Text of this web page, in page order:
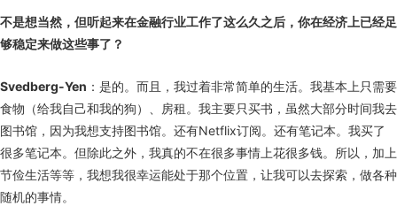
不是想当然，但听起来在金融行业工作了这么久之后，你在经济上已经足
够稳定来做这些事了？
Svedberg-Yen ：是的。而且，我过着非常简单的生活。我基本上只需要
食物（给我自己和我的狗）、房租。我主要只买书，虽然大部分时间我去
图书馆，因为我想支持图书馆。还有Netflix订阅。还有笔记本。我买了
很多笔记本。但除此之外，我真的不在很多事情上花很多钱。所以，加上
节俭生活等等，我想我很幸运能处于那个位置，让我可以去探索，做各种
随机的事情。